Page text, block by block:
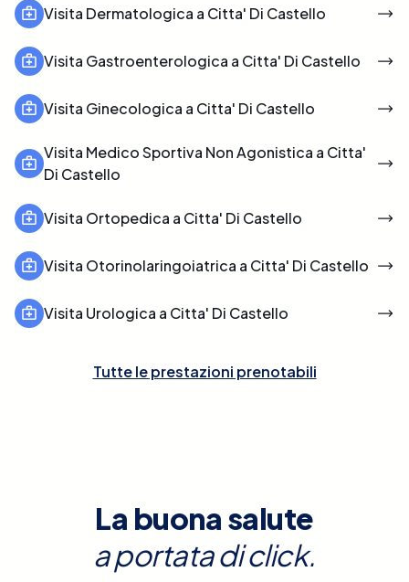
Visita Dermatologica a Citta' Di Castello
Visita Gastroenterologica a Citta' Di Castello
Visita Ginecologica a Citta' Di Castello
Visita Medico Sportiva Non Agonistica a Citta'
Di Castello
Visita Ortopedica a Citta' Di Castello
Visita Otorinolaringoiatrica a Citta' Di Castello
Visita Urologica a Citta' Di Castello
Tutte le prestazioni prenotabili
La buona salute
a portata di click.